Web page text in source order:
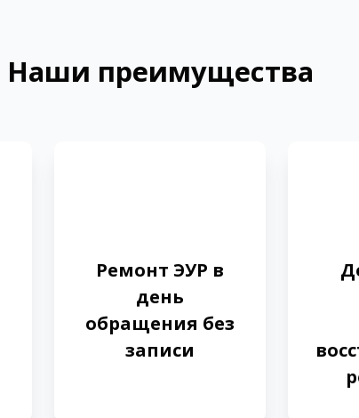
Наши преимущества
Ремонт ЭУР в
день
обращения без
записи